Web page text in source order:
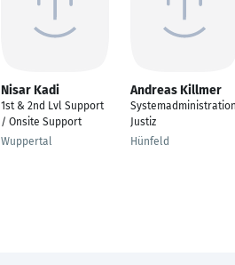
Nisar Kadi
1st & 2nd Lvl Support
/ Onsite Support
Wuppertal
Andreas Killmer
Systemadministration
Justiz
Hünfeld